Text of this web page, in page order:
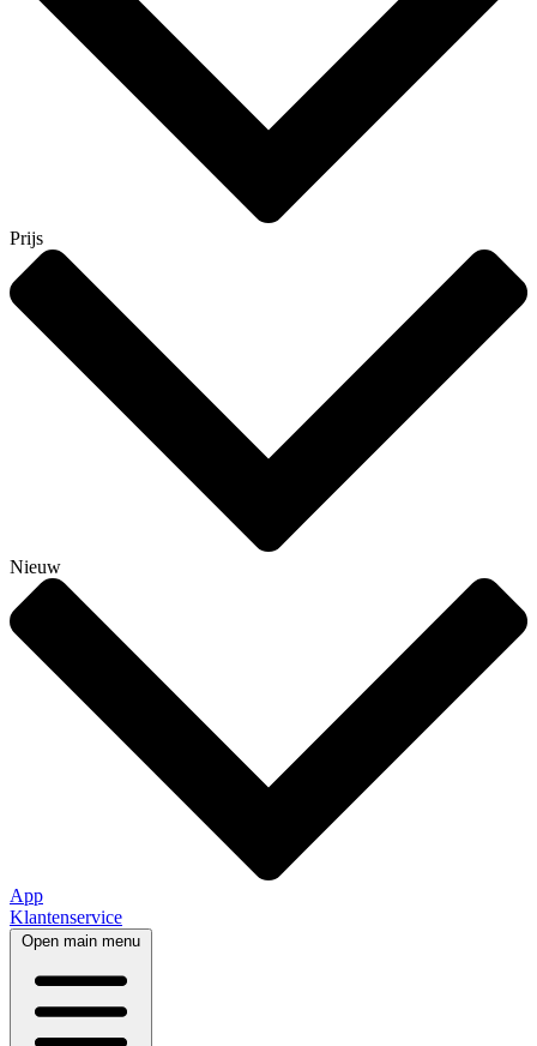
Prijs
Nieuw
App
Klantenservice
Open main menu